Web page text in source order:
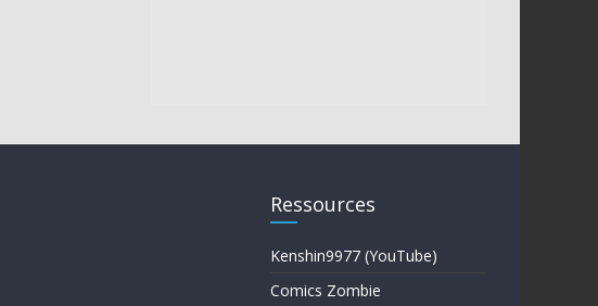
Ressources
Kenshin9977 (YouTube)
Comics Zombie